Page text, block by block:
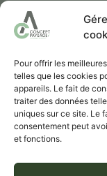
Pour offrir les
telles que les cookies
appareils. Le fait de
traiter des données
uniques sur ce site. Le
consentement peut
et fonctions.